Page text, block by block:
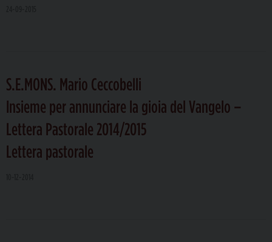
S.E.MONS. Mario Ceccobelli
Insieme per annunciare la gioia del Vangelo –
Lettera Pastorale 2014/2015
Lettera pastorale